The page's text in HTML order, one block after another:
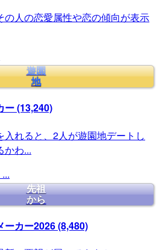
の人の恋愛属性や恋の傾向が表示
遊園
地
ー(13,240)
入れると、2人が遊園地デートし
かわ...
...
先祖
から
ーカー2026(8,480)